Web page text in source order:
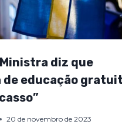
diz que
de educação
20 de novembro de 2023